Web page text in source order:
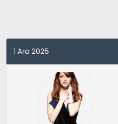
u
B
a
n
ı
1 Ara 2025